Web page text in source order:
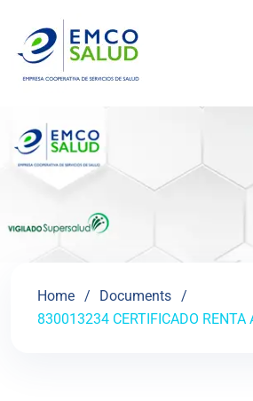
Home
Documents
830013234 CERTIFICADO RENTA